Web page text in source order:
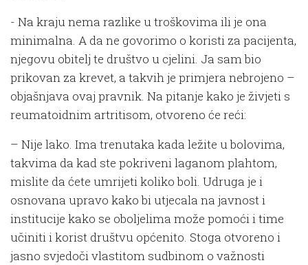
- Na kraju nema razlike u troškovima ili je ona
minimalna. A da ne govorimo o koristi za pacijenta,
njegovu obitelj te društvo u cjelini. Ja sam bio
prikovan za krevet, a takvih je primjera nebrojeno –
objašnjava ovaj pravnik. Na pitanje kako je živjeti s
reumatoidnim artritisom, otvoreno će reći:
– Nije lako. Ima trenutaka kada ležite u bolovima,
takvima da kad ste pokriveni laganom plahtom,
mislite da ćete umrijeti koliko boli. Udruga je i
osnovana upravo kako bi utjecala na javnost i
institucije kako se oboljelima može pomoći i time
učiniti i korist društvu općenito. Stoga otvoreno i
jasno svjedoči vlastitom sudbinom o važnosti